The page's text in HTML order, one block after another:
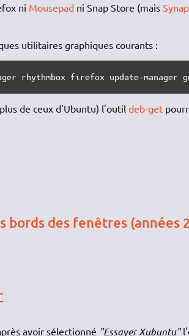
ni Mousepadni Snap Store (mais
utilitaires graphiques courants :
rhythmbox firefox update-manager
de ceux d'Ubuntu) l'outil deb-get
bords des fenêtres (années
avoir sélectionné "Essayer Xubuntu"